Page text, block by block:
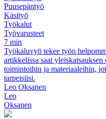
Puusepäntyö
Käsityö
Työkalut
Työvarusteet
7 min
Työkaluvyö tekee työn
artikkelissa saat
toimintoihin ja materiaaleihin,
tarpeisiisi.
Leo Oksanen
Leo
Oksanen